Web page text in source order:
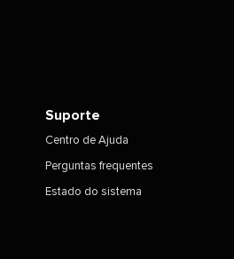
Suporte​​
Centro de Ajuda​​
Perguntas frequentes​​
Estado do sistema​​